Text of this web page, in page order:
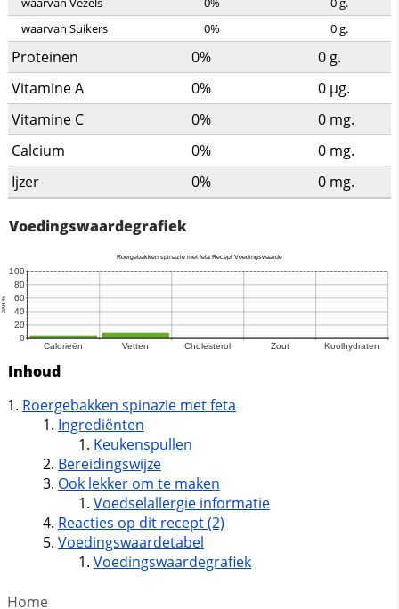
waarvan Suikers
0% 0g.
Proteinen 0% 0 g.
Vitamine A
0% 0 µg.
Vitamine C
0% 0 mg.
Calcium
0% 0 mg.
Ijzer
0% 0 mg.
Voedingswaardegrafiek
Inhoud
Roergebakken spinazie met feta
Ingrediënten
Keukenspullen
Bereidingswijze
Ook lekker om te maken
Voedselallergie informatie
Reacties op dit recept (2)
Voedingswaardetabel
Voedingswaardegrafiek
Home